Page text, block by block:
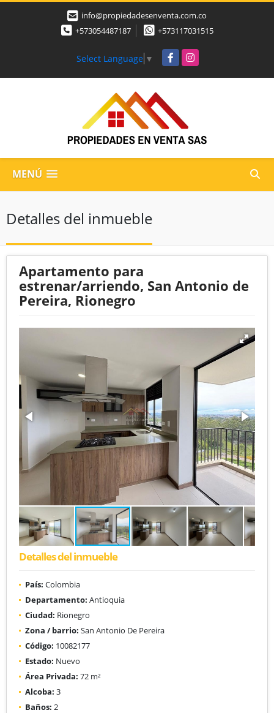
info@propiedadesenventa.com.co
+573054487187
+573117031515
Select Language ▼ FacebookInstagram
MENÚ
Detalles del inmueble
Apartamento para
estrenar/arriendo, San Antonio de
Pereira, Rionegro
Detalles del inmueble
País: Colombia
Departamento: Antioquia
Ciudad: Rionegro
Zona / barrio: San Antonio De Pereira
Código: 10082177
Estado: Nuevo
Área Privada: 72 m²
Alcoba: 3
Baños: 2